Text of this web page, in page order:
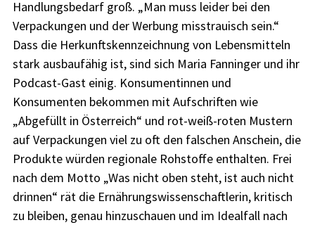
Handlungsbedarf groß. „Man muss leider bei den
Verpackungen und der Werbung misstrauisch sein.“
Dass die Herkunftskennzeichnung von Lebensmitteln
stark ausbaufähig ist, sind sich Maria Fanninger und ihr
Podcast-Gast einig. Konsumentinnen und
Konsumenten bekommen mit Aufschriften wie
„Abgefüllt in Österreich“ und rot-weiß-roten Mustern
auf Verpackungen viel zu oft den falschen Anschein, die
Produkte würden regionale Rohstoffe enthalten. Frei
nach dem Motto „Was nicht oben steht, ist auch nicht
drinnen“ rät die Ernährungswissenschaftlerin, kritisch
zu bleiben, genau hinzuschauen und im Idealfall nach